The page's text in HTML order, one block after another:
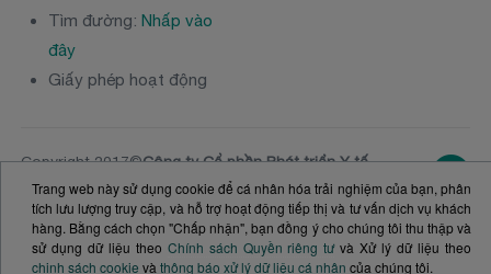
Tìm đường:Nhấp vào
đây
Giấy phép hoạt động
Copyright 2017©Công ty Cổ phần Phát triển Y tế
Victoria Healthcare
NGƯỜI ĐẠI DIỆN THEO PHÁP LUẬT: Ông Nguyễn
Vĩnh Tường- Tổng Giám đốc
SỐ ĐKKD:0313020981. Ủy ban nhân dân TPHCM
cấp ngày 20.11.2014 (Đăng ký thay đổi lần thứ 10,
Trang web này sử dụng cookie để cá nhân hóa trải nghiệm của bạn, phân
tích lưu lượng truy cập, và hỗ trợ hoạt động tiếp thị và tư vấn dịch vụ khách
hàng. Bằng cách chọn "Chấp nhận", bạn đồng ý cho chúng tôi thu thập và
sử dụng dữ liệu theo Chính sách Quyền riêng tưvà Xử lý dữ liệu theo
chinh sách cookie và thông báo xử lý dữ liệu cá nhân của chúng tôi.